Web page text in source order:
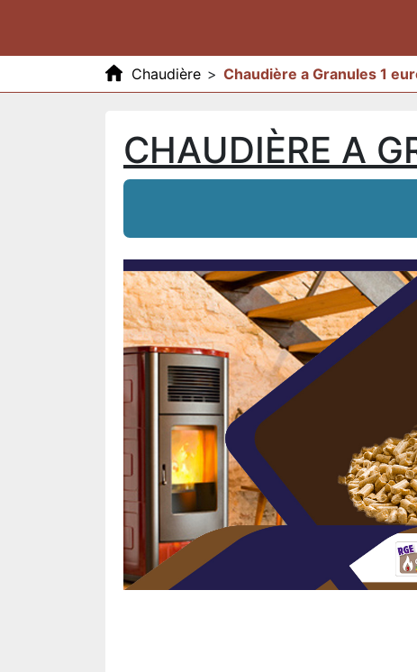
Chaudière > Chaudière a Granules 1
CHAUDIÈRE A